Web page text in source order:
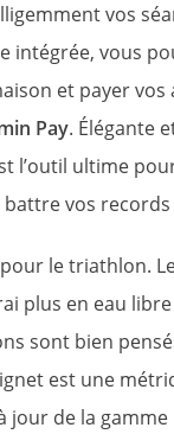
vos
intégrée, vous
et payer vos
Pay. Élégante
l’outil ultime
vos
le triathlon.
plus en eau
sont bien
est une
jour de la